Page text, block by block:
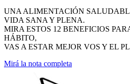
UNA ALIMENTACIÓN
VIDA SANA Y PLENA.
MIRA ESTOS 12 BENEFICIOS
HÁBITO,
VAS A ESTAR MEJOR VOS Y EL
Mirá la nota completa